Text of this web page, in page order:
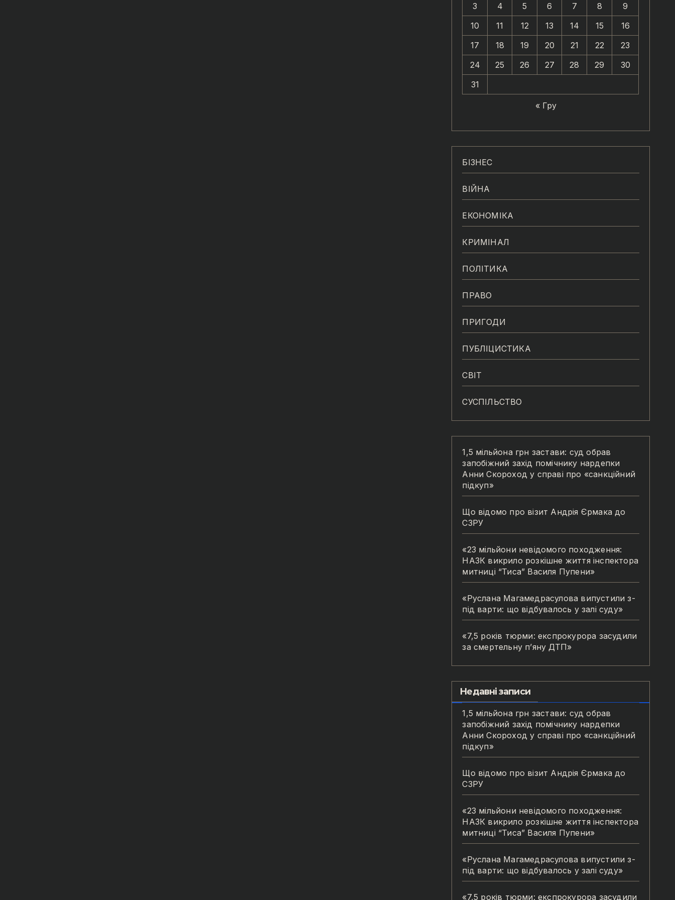
3
4 5 6 7 8
9
10
11 12 13 14 15
16
17
18 19 20 21 22
23
24
25 26 27 28 29
30
31
« Гру
БІЗНЕС
ВІЙНА
ЕКОНОМІКА
КРИМІНАЛ
ПОЛІТИКА
ПРАВО
ПРИГОДИ
ПУБЛІЦИСТИКА
СВІТ
СУСПІЛЬСТВО
1,5 мільйона грн застави: суд обрав
запобіжний захід помічнику нардепки
Анни Скороход у справі про «санкційний
підкуп»
Що відомо про візит Андрія Єрмака до
СЗРУ
«23 мільйони невідомого походження:
НАЗК викрило розкішне життя інспектора
митниці “Тиса” Василя Пупени»
«Руслана Магамедрасулова випустили з-
під варти: що відбувалось у залі суду»
«7,5 років тюрми: експрокурора засудили
за смертельну п’яну ДТП»
Недавні записи
1,5 мільйона грн застави: суд обрав
запобіжний захід помічнику нардепки
Анни Скороход у справі про «санкційний
підкуп»
Що відомо про візит Андрія Єрмака до
СЗРУ
«23 мільйони невідомого походження:
НАЗК викрило розкішне життя інспектора
митниці “Тиса” Василя Пупени»
«Руслана Магамедрасулова випустили з-
під варти: що відбувалось у залі суду»
«7,5 років тюрми: експрокурора засудили